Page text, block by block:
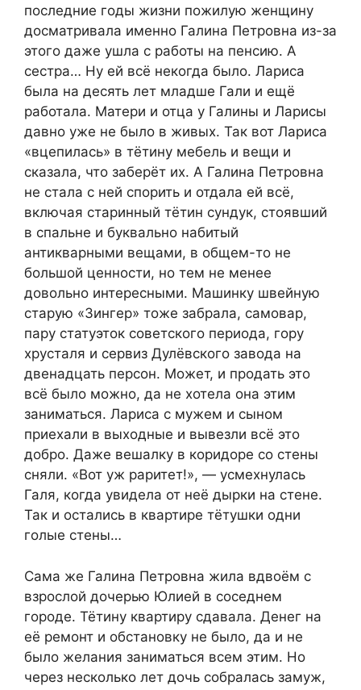
последние годы жизни пожилую женщину
досматривала именно Галина Петровна из-за
этого даже ушла с работы на пенсию. А
сестра… Ну ей всё некогда было. Лариса
была на десять лет младше Гали и ещё
работала. Матери и отца у Галины и Ларисы
давно уже не было в живых. Так вот Лариса
«вцепилась» в тётину мебель и вещи и
сказала, что заберёт их. А Галина Петровна
не стала с ней спорить и отдала ей всё,
включая старинный тётин сундук, стоявший
в спальне и буквально набитый
антикварными вещами, в общем-то не
большой ценности, но тем не менее
довольно интересными. Машинку швейную
старую «Зингер» тоже забрала, самовар,
пару статуэток советского периода, гору
хрусталя и сервиз Дулёвского завода на
двенадцать персон. Может, и продать это
всё было можно, да не хотела она этим
заниматься. Лариса с мужем и сыном
приехали в выходные и вывезли всё это
добро. Даже вешалку в коридоре со стены
сняли. «Вот уж раритет!», — усмехнулась
Галя, когда увидела от неё дырки на стене.
Так и остались в квартире тётушки одни
голые стены…
Сама же Галина Петровна жила вдвоём с
взрослой дочерью Юлией в соседнем
городе. Тётину квартиру сдавала. Денег на
её ремонт и обстановку не было, да и не
было желания заниматься всем этим. Но
через несколько лет дочь собралась замуж,